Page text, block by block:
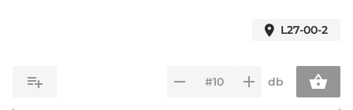
L27-00-2
db